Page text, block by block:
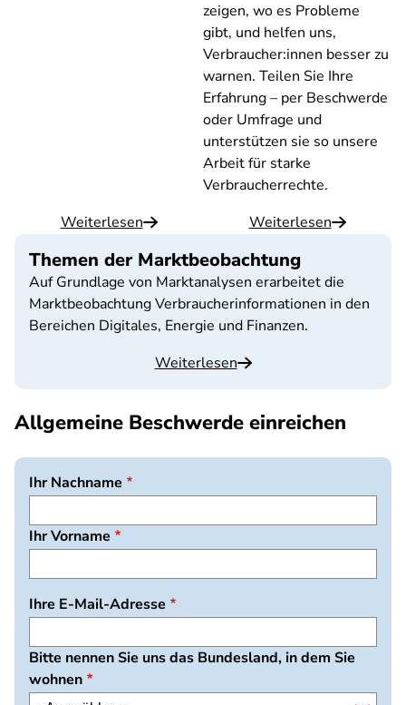
Weiterlesen
zeigen, wo es Probleme
gibt, und helfen uns,
Verbraucher:innen besser zu
warnen. Teilen Sie Ihre
Erfahrung – per Beschwerde
oder Umfrage und
unterstützen sie so unsere
Arbeit für starke
Verbraucherrechte.
Weiterlesen
Themen der Marktbeobachtung
Auf Grundlage von Marktanalysen erarbeitet die
Marktbeobachtung Verbraucherinformationen in den
Bereichen Digitales, Energie und Finanzen.
Weiterlesen
Allgemeine Beschwerde einreichen
Ihr Nachname
Ihr Vorname
Ihre E-Mail-Adresse
Bitte nennen Sie uns das Bundesland, in dem Sie
wohnen